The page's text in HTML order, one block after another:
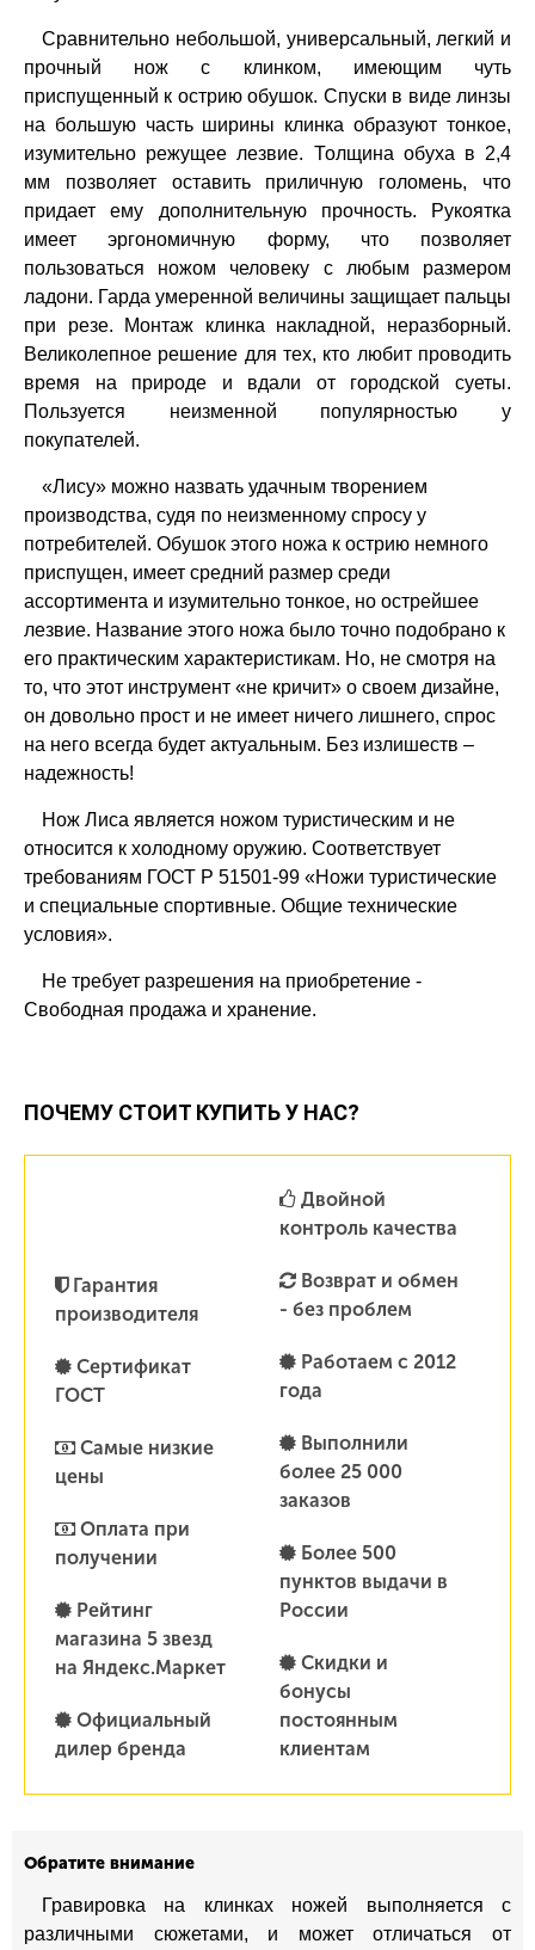
Сравнительно небольшой, универсальный, легкий и
прочный нож с клинком, имеющим чуть
приспущенный к острию обушок. Спуски в виде линзы
на большую часть ширины клинка образуют тонкое,
изумительно режущее лезвие. Толщина обуха в 2,4
мм позволяет оставить приличную голомень, что
придает ему дополнительную прочность. Рукоятка
имеет эргономичную форму, что позволяет
пользоваться ножом человеку с любым размером
ладони. Гарда умеренной величины защищает пальцы
при резе. Монтаж клинка накладной, неразборный.
Великолепное решение для тех, кто любит проводить
время на природе и вдали от городской суеты.
Пользуется неизменной популярностью у
покупателей.
«Лису» можно назвать удачным творением
производства, судя по неизменному спросу у
потребителей. Обушок этого ножа к острию немного
приспущен, имеет средний размер среди
ассортимента и изумительно тонкое, но острейшее
лезвие. Название этого ножа было точно подобрано к
его практическим характеристикам. Но, не смотря на
то, что этот инструмент «не кричит» о своем дизайне,
он довольно прост и не имеет ничего лишнего, спрос
на него всегда будет актуальным. Без излишеств –
надежность!
Нож Лиса является ножом туристическим и не
относится к холодному оружию. Соответствует
требованиям ГОСТ Р 51501-99 «Ножи туристические
и специальные спортивные. Общие технические
условия».
Не требует разрешения на приобретение -
Свободная продажа и хранение.
ПОЧЕМУ СТОИТ КУПИТЬ У НАС?
Гарантия
производителя
Сертификат
ГОСТ
Самые низкие
цены
Оплата при
получении
Рейтинг
магазина 5 звезд
на Яндекс.Маркет
Официальный
дилер бренда
Двойной
контроль качества
Возврат и обмен
- без проблем
Работаем с 2012
года
Выполнили
более 25 000
заказов
Более 500
пунктов выдачи в
России
Скидки и
бонусы
постоянным
клиентам
Обратите внимание
Гравировка на клинках ножей выполняется с
различными сюжетами, и может отличаться от